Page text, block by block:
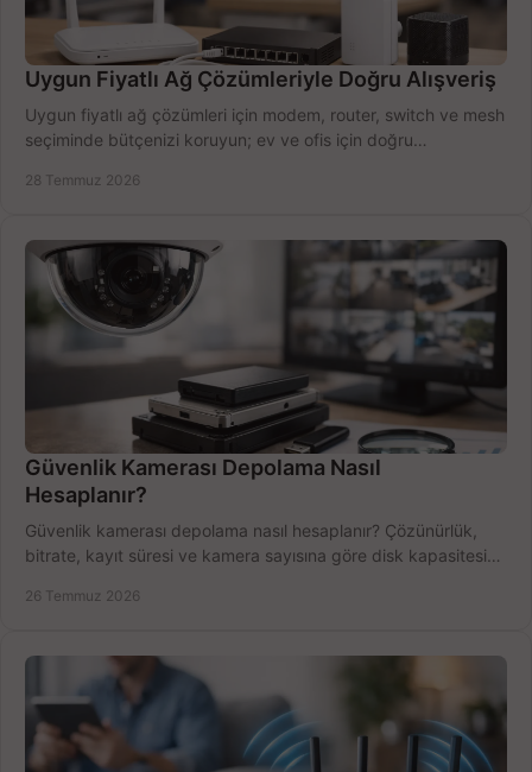
Uygun Fiyatlı Ağ Çözümleriyle Doğru Alışveriş
Uygun fiyatlı ağ çözümleri için modem, router, switch ve mesh
seçiminde bütçenizi koruyun; ev ve ofis için doğru
28 Temmuz 2026
Güvenlik Kamerası Depolama Nasıl
Hesaplanır?
Güvenlik kamerası depolama nasıl hesaplanır? Çözünürlük,
bitrate, kayıt süresi ve kamera sayısına göre disk kapasitesini
26 Temmuz 2026